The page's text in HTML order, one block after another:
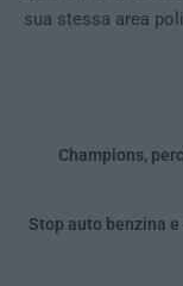
sua stessa area
Champions,
Stop auto benzina